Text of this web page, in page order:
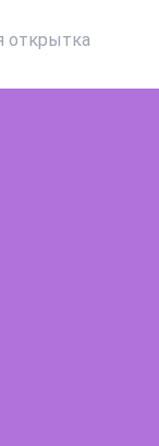
открытка